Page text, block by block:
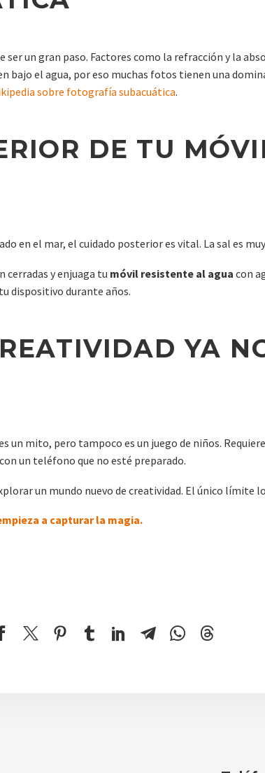
ser un gran paso. Factores como la refracción y la
bajo el agua, por eso muchas fotos tienen una
sobre fotografía subacuática.
DE TU
en el mar, el cuidado posterior es vital. La sal es
cerradas y enjuaga tu móvil resistente al agua con
dispositivo durante años.
YA
un mito, pero tampoco es un juego de niños.
un teléfono que no esté preparado.
un mundo nuevo de creatividad. El único límite
a capturar la magia.